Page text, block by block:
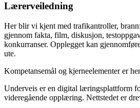
Lærerveiledning
Her blir vi kjent med trafikantroller,
gjennom fakta, film, diskusjon,
konkurranser. Opplegget kan
ute.
Kompetansemål og kjerneelementer er
Underveis er en digital læringsplattform
videregående opplæring. Nettstedet er